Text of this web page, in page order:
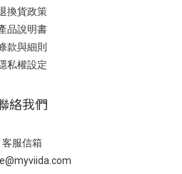
換貨政策
品說明書
款與細則
私權設定
絡我們
客服信箱